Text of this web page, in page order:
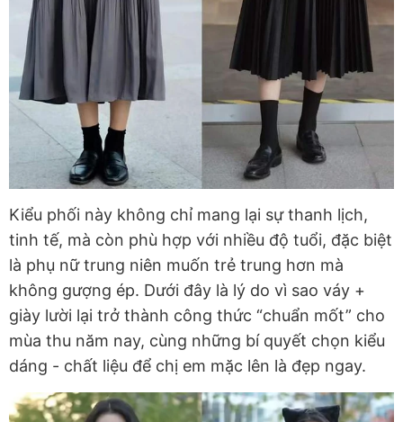
Kiểu phối này không chỉ mang lại sự thanh lịch,
tinh tế, mà còn phù hợp với nhiều độ tuổi, đặc biệt
là phụ nữ trung niên muốn trẻ trung hơn mà
không gượng ép. Dưới đây là lý do vì sao váy +
giày lười lại trở thành công thức “chuẩn mốt” cho
mùa thu năm nay, cùng những bí quyết chọn kiểu
dáng - chất liệu để chị em mặc lên là đẹp ngay.